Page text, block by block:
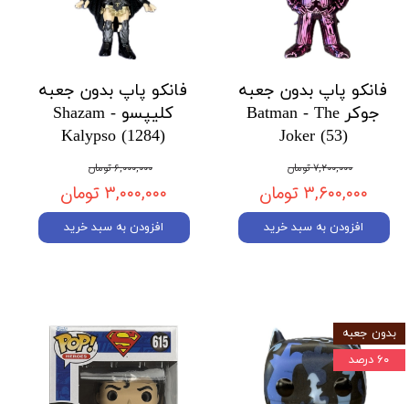
فانکو پاپ بدون جعبه
جوکر Batman - The
Joker (53)
۷,۲۰۰,۰۰۰ تومان
۳,۶۰۰,۰۰۰ تومان
افزودن به سبد خرید
فانکو پاپ بدون جعبه
کلیپسو Shazam -
Kalypso (1284)
۶,۰۰۰,۰۰۰ تومان
۳,۰۰۰,۰۰۰ تومان
افزودن به سبد خرید
بدون جعبه
۶۰ درصد